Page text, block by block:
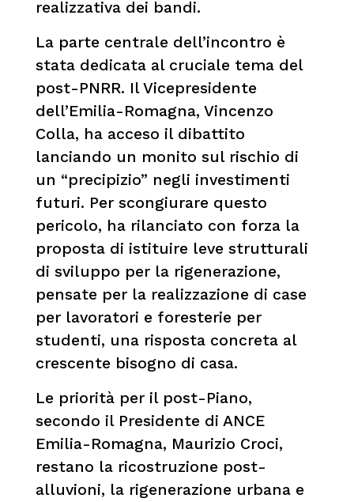
realizzativa dei bandi.
La parte centrale dell’incontro è
stata dedicata al cruciale tema del
post-PNRR. Il Vicepresidente
dell’Emilia-Romagna, Vincenzo
Colla, ha acceso il dibattito
lanciando un monito sul rischio di
un “precipizio” negli investimenti
futuri. Per scongiurare questo
pericolo, ha rilanciato con forza la
proposta di istituire leve strutturali
di sviluppo per la rigenerazione,
pensate per la realizzazione di case
per lavoratori e foresterie per
studenti, una risposta concreta al
crescente bisogno di casa.
Le priorità per il post-Piano,
secondo il Presidente di ANCE
Emilia-Romagna, Maurizio Croci,
restano la ricostruzione post-
alluvioni, la rigenerazione urbana e